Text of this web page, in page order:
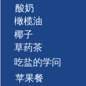
酸奶
橄榄油
椰子
草药茶
吃盐的学问
苹果餐